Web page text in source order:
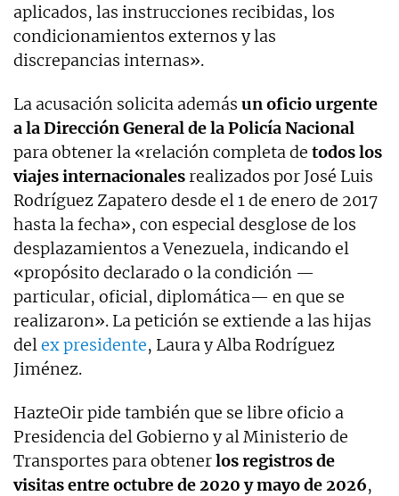
aplicados, las instrucciones recibidas, los
condicionamientos externos y las
discrepancias internas».
La acusación solicita además un oficio urgente
a la Dirección General de la Policía Nacional
para obtener la «relación completa de todos los
viajes internacionalesrealizados por José Luis
Rodríguez Zapatero desde el 1 de enero de 2017
hasta la fecha», con especial desglose de los
desplazamientos a Venezuela, indicando el
«propósito declarado o la condición —
particular, oficial, diplomática— en que se
realizaron». La petición se extiende a las hijas
delex presidente, Laura y Alba Rodríguez
Jiménez.
HazteOir pide también que se libre oficio a
Presidencia del Gobierno y al Ministerio de
Transportes para obtenerlos registros de
visitas entre octubre de 2020 y mayo de 2026,